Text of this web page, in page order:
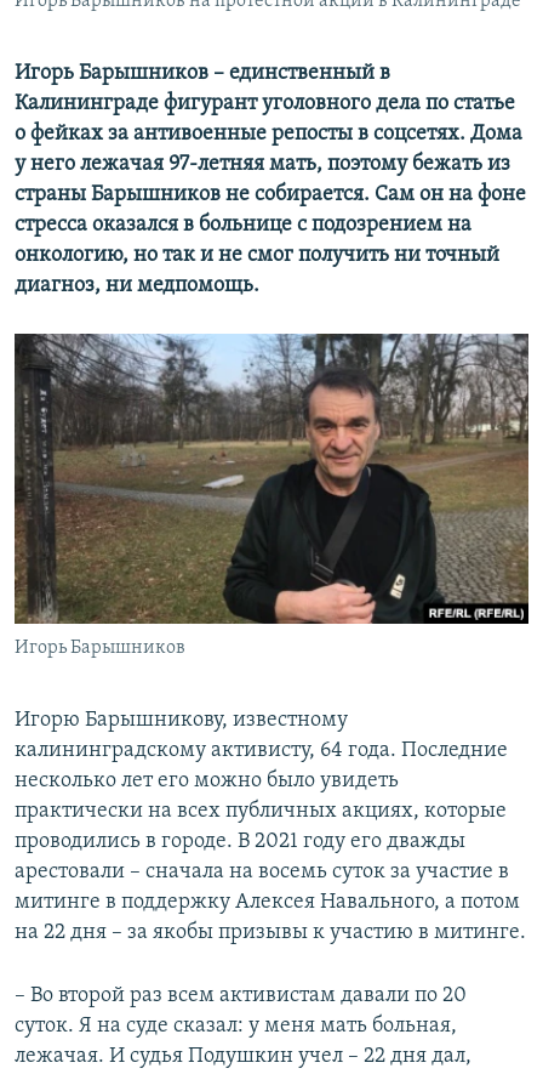
Игорь Барышников – единственный в
Калининграде фигурант уголовного дела по статье
о фейках за антивоенные репосты в соцсетях. Дома
у него лежачая 97-летняя мать, поэтому бежать из
страны Барышников не собирается. Сам он на фоне
стресса оказался в больнице с подозрением на
онкологию, но так и не смог получить ни точный
диагноз, ни медпомощь.
Игорь Барышников
Игорю Барышникову, известному
калининградскому активисту, 64 года. Последние
несколько лет его можно было увидеть
практически на всех публичных акциях, которые
проводились в городе. В 2021 году его дважды
арестовали – сначала на восемь суток за участие в
митинге в поддержку Алексея Навального, а потом
на 22 дня – за якобы призывы к участию в митинге.
– Во второй раз всем активистам давали по 20
суток. Я на суде сказал: у меня мать больная,
лежачая. И судья Подушкин учел – 22 дня дал,